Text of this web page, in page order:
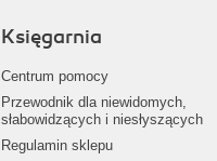
Księgarnia
Centrum pomocy
Przewodnik dla niewidomych,
słabowidzących i niesłyszących
Regulamin sklepu